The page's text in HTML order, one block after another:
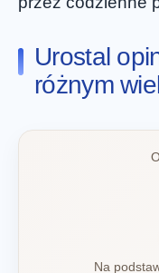
Urostal
różnym
Na